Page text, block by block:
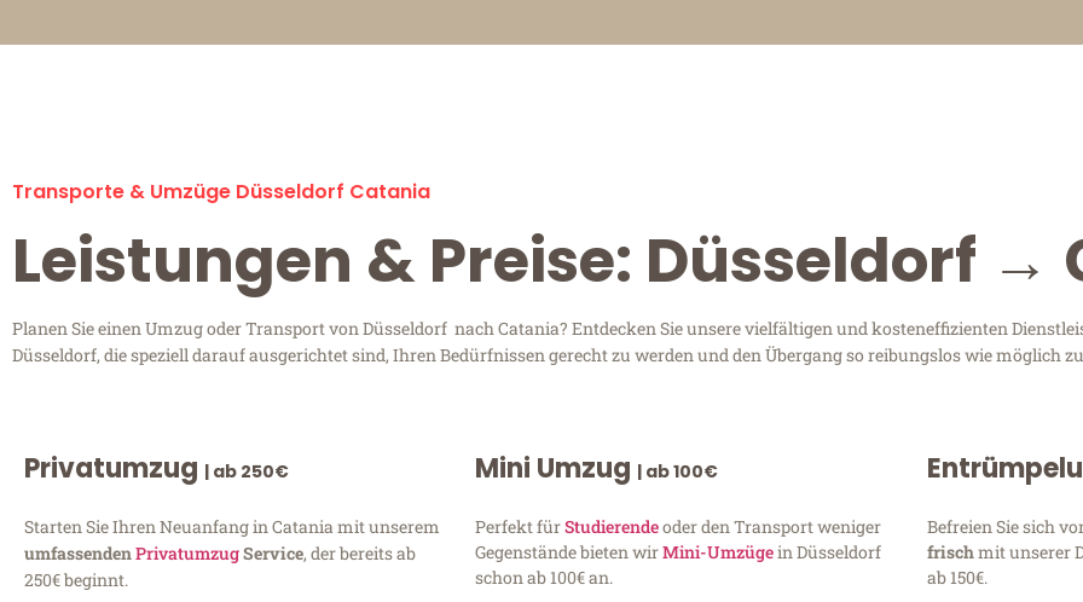
Transporte & Umzüge Düsseldorf Catania
Leistungen & Preise: Düsseldorf →
Planen Sie einen Umzug oder Transport von Düsseldorf nach Catania? Entdecken Sie unsere vielfältigen und kosteneffizienten
Düsseldorf, die speziell darauf ausgerichtet sind, Ihren Bedürfnissen gerecht zu werden und den Übergang so reibungslos wie möglich
Privatumzug | ab 250€
Starten Sie Ihren Neuanfang in Catania mit unserem
umfassendenPrivatumzugService, der bereits ab
250€ beginnt.
Mini Umzug | ab 100€
Perfekt fürStudierendeoder den Transport weniger
Gegenstände bieten wirMini-Umzügein Düsseldorf
schon ab 100€ an.
Befreien Sie sich
frischmit unserer
ab 150€.